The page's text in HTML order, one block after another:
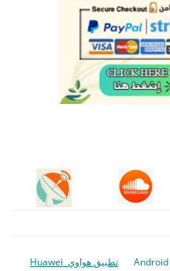
تطبيق هواوي Huawei